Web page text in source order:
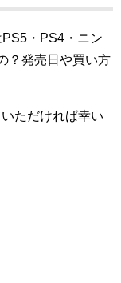
・PS4・ニン
？発売日や買い方
ただければ幸い